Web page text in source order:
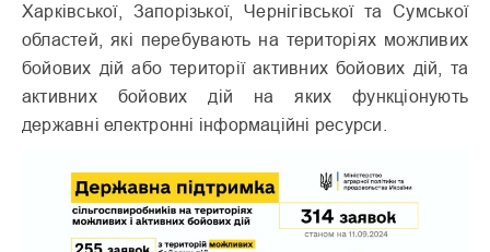
Харківської, Запорізької, Чернігівської та Сумської
областей, які перебувають на територіях можливих
бойових дій або території активних бойових дій, та
активних бойових дій на яких функціонують
державні електронні інформаційні ресурси.